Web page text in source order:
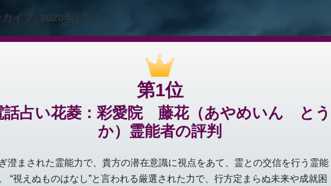
イブ: 2020年1月
第1位
話占い花菱：彩愛院 藤花（あやめいん とう
か）霊能者の評判
澄まされた霊能力で、貴方の潜在意識に視点をあて、霊との交信を行う霊能
“視えぬものはなし”と言われる厳選された力で、行方定まらぬ未来や成就困